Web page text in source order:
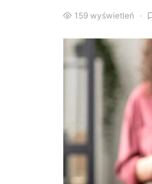
159 wyświetleń